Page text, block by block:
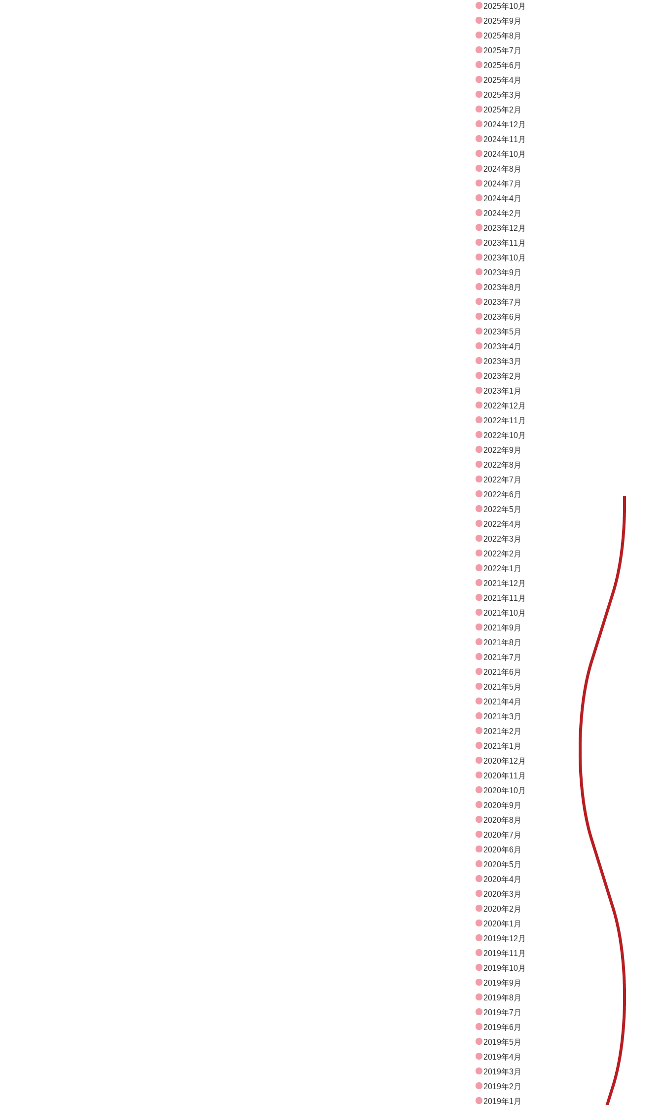
2025年10月
2025年9月
2025年8月
2025年7月
2025年6月
2025年4月
2025年3月
2025年2月
2024年12月
2024年11月
2024年10月
2024年8月
2024年7月
2024年4月
2024年2月
2023年12月
2023年11月
2023年10月
2023年9月
2023年8月
2023年7月
2023年6月
2023年5月
2023年4月
2023年3月
2023年2月
2023年1月
2022年12月
2022年11月
2022年10月
2022年9月
2022年8月
2022年7月
2022年6月
2022年5月
2022年4月
2022年3月
2022年2月
2022年1月
2021年12月
2021年11月
2021年10月
2021年9月
2021年8月
2021年7月
2021年6月
2021年5月
2021年4月
2021年3月
2021年2月
2021年1月
2020年12月
2020年11月
2020年10月
2020年9月
2020年8月
2020年7月
2020年6月
2020年5月
2020年4月
2020年3月
2020年2月
2020年1月
2019年12月
2019年11月
2019年10月
2019年9月
2019年8月
2019年7月
2019年6月
2019年5月
2019年4月
2019年3月
2019年2月
2019年1月